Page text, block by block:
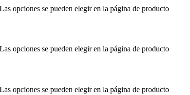
opciones se pueden elegir en la página de producto
opciones se pueden elegir en la página de producto
opciones se pueden elegir en la página de producto